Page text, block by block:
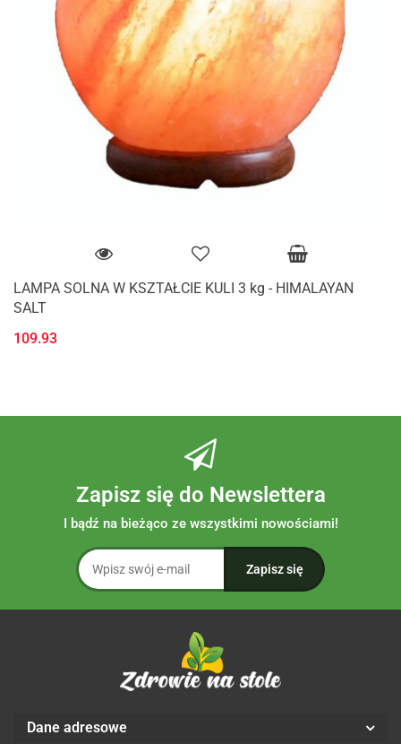
LAMPA SOLNA W KSZTAŁCIE KULI 3 kg - HIMALAYAN
SALT
109.93
Zapisz się do Newslettera
I bądź na bieżąco ze wszystkimi nowościami!
Dane adresowe